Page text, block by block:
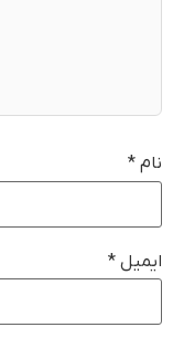
نام *
ایمیل *